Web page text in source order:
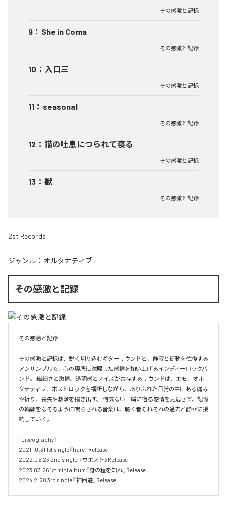
その感激と記録
9 ： She in Coma
その感激と記録
10 ： 入口三
その感激と記録
11 ： seasonal
その感激と記録
12 ： 猫の吐息につられて寝る
その感激と記録
13 ： 獣
その感激と記録
2st Records
ジャンル： オルタナティブ
その感激と記録
その感激と記録
その感激と記録は、鋭く切り込むギターサウンドと、静寂と衝動を往復する
アンサンブルで、心の奥底に沈殿した感情を掬い上げるインディーロックバ
ンド。 繊細さと激情、透明感とノイズが共存するサウンドは、エモ、オル
タナティブ、ポストロックを横断しながら、ありふれた日常の中にある痛み
や祈り、喪失や救済を描き出す。 何気ない一瞬に宿る感情を見逃さず、記憶
の輪郭をなぞるように鳴らされる音楽は、聴く者それぞれの過去と静かに接
続していく。
［Discography］
2021.10.31 1st single『hare』Release
2022.06.23 2nd single 『ウエスト』Release
2023.03.26 1st mini album『身の程を知れ』Release
2024.2.28 3rd single『神回避』Release